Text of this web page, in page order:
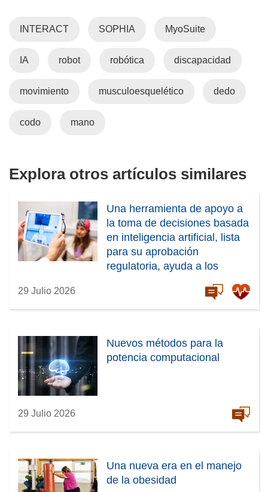
i
n
e
a
v
e
n
t
r
e
u
v
a
v
e
n
INTERACT SOPHIA MyoSuite
IA robot robótica discapacidad
movimiento musculoesquelético dedo
codo mano
Explora otros artículos similares
Una herramienta de apoyo a
la toma de decisiones basada
en inteligencia artificial, lista
para su aprobación
regulatoria, ayuda a los
de demencia de forma
temprana
29 Julio 2026
Nuevos métodos para la
potencia computacional
29 Julio 2026
Una nueva era en el manejo
de la obesidad